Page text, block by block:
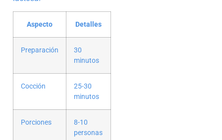
Aspecto Detalles
Preparación
30
minutos
Cocción
25-30
minutos
Porciones
8-10
personas